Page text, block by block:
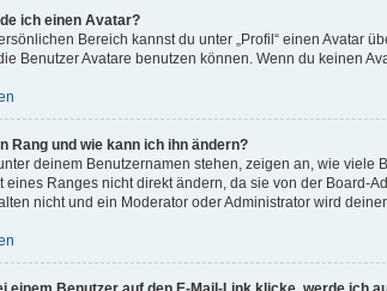
ich einen Avatar?
Bereich kannst du unter „Profil“ einen Avatar
Benutzer Avatare benutzen können. Wenn du keinen
Rang und wie kann ich ihn ändern?
deinem Benutzernamen stehen, zeigen an, wie
eines Ranges nicht direkt ändern, da sie von der Board-
nicht und ein Moderator oder Administrator wird